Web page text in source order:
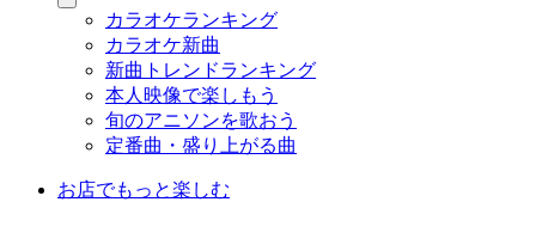
カラオケランキング
カラオケ新曲
新曲トレンドランキング
本人映像で楽しもう
旬のアニソンを歌おう
定番曲・盛り上がる曲
お店でもっと楽しむ